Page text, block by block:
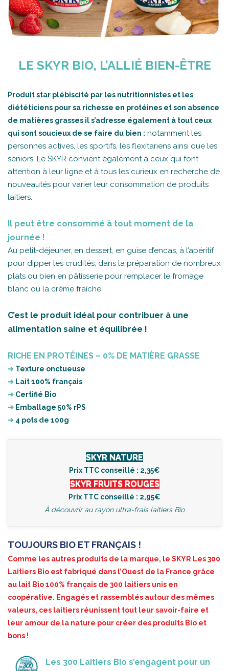
LE SKYR BIO, L’ALLIÉ BIEN-ÊTRE
Produit star plébiscité par les nutritionnistes et les
diététiciens pour sa richesse en protéines et son absence
de matières grasses il s’adresse également à tout ceux
qui sont soucieux de se faire du bien : notamment les
personnes actives, les sportifs, les flexitariens ainsi que les
séniors. Le SKYR convient également à ceux qui font
attention à leur ligne et à tous les curieux en recherche de
nouveautés pour varier leur consommation de produits
laitiers.
Il peut être consommé à tout moment de la
journée !
Au petit-déjeuner, en dessert, en guise d’encas, à l’apéritif
pour dipper les crudités, dans la préparation de nombreux
plats ou bien en pâtisserie pour remplacer le fromage
blanc ou la crème fraîche.
C’est le produit idéal pour contribuer à une
alimentation saine et équilibrée !
RICHE EN PROTÉINES – 0% DE MATIÈRE GRASSE
➔ Texture onctueuse
➔ Lait 100% français
➔ Certifié Bio
➔ Emballage 50% rPS
➔ 4 pots de 100g
SKYR NATURE
Prix TTC conseillé : 2,35€
SKYR FRUITS ROUGES
Prix TTC conseillé : 2,95€
À découvrir au rayon ultra-frais laitiers Bio
TOUJOURS BIO ET FRANÇAIS !
Comme les autres produits de la marque, le SKYR Les 300
Laitiers Bio est fabriqué dans l’Ouest de la France grâce
au lait Bio 100% français de 300 laitiers unis en
coopérative. Engagés et rassemblés autour des mêmes
valeurs, ces laitiers réunissent tout leur savoir-faire et
leur amour de la nature pour créer des produits Bio et
bons !
Les 300 Laitiers Bio s’engagent pour un